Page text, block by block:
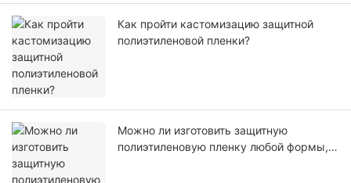
Как пройти кастомизацию защитной
полиэтиленовой пленки?
Можно ли изготовить защитную
полиэтиленовую пленку любой формы,